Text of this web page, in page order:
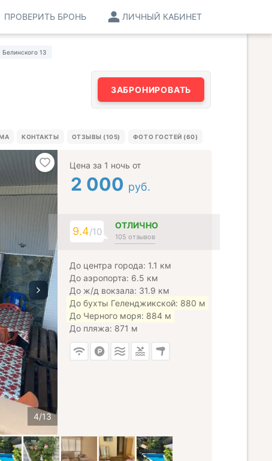
ЛИЧНЫЙ КАБИНЕТ
ПРОВЕРИТЬ БРОНЬ
13
ЗАБРОНИРОВАТЬ
КОНТАКТЫ ОТЗЫВЫ (105) ФОТО ГОСТЕЙ (60)
Цена за 1 ночь от
2 000 руб.
9.4/10
ОТЛИЧНО
105 отзывов
До центра города: 1.1 км
До аэропорта: 6.5 км
До ж/д вокзала: 31.9 км
До бухты Геленджикской: 880 м
До Черного моря: 884 м
До пляжа: 871 м